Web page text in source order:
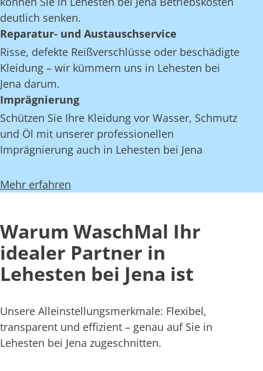
deutlich senken.
Reparatur- und Austauschservice
Risse, defekte Reißverschlüsse oder beschädigte
Kleidung – wir kümmern uns in Lehesten bei
Jena darum.
Imprägnierung
Schützen Sie Ihre Kleidung vor Wasser, Schmutz
und Öl mit unserer professionellen
Imprägnierung auch in Lehesten bei Jena
Mehr erfahren
Warum WaschMal Ihr
idealer Partner in
Lehesten bei Jena ist
Unsere Alleinstellungsmerkmale: Flexibel,
transparent und effizient – genau auf Sie in
Lehesten bei Jena zugeschnitten.